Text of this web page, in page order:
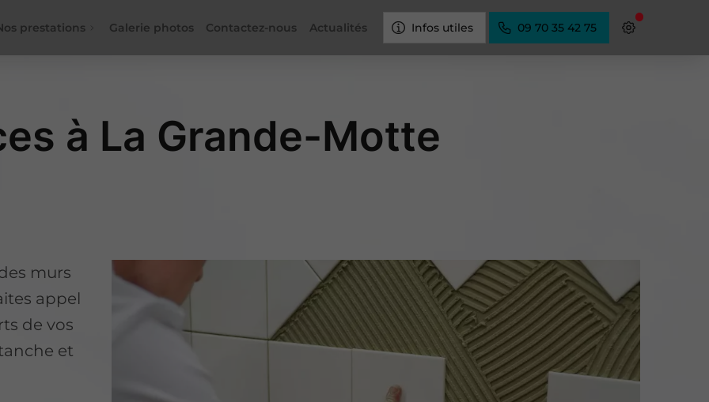
prestations Galerie photos Contactez-nous Actualités Infos utiles 09 70 35 42 75
à La Grande-Motte
murs
appel
de vos
et